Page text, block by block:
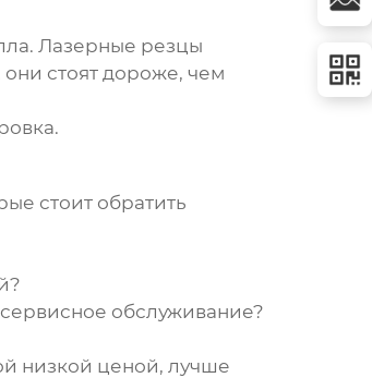
Лазерные резцы
стоят дороже, чем
стоит обратить
обслуживание?
низкой ценой, лучше